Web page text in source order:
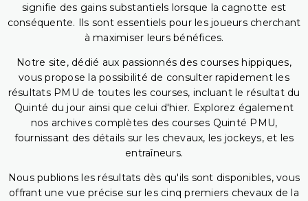
signifie des gains substantiels lorsque la cagnotte est
conséquente. Ils sont essentiels pour les joueurs cherchant
à maximiser leurs bénéfices.
Notre site, dédié aux passionnés des courses hippiques,
vous propose la possibilité de consulter rapidement les
résultats PMU de toutes les courses, incluant le résultat du
Quinté du jour ainsi que celui d'hier. Explorez également
nos archives complètes des courses Quinté PMU,
fournissant des détails sur les chevaux, les jockeys, et les
entraîneurs.
Nous publions les résultats dès qu'ils sont disponibles, vous
offrant une vue précise sur les cinq premiers chevaux de la